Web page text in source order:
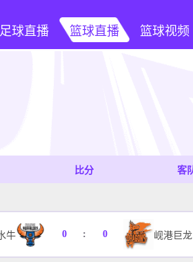
足球直播 篮球直播 篮球视频
比分 客
牛 0 : 0 岘港巨龙